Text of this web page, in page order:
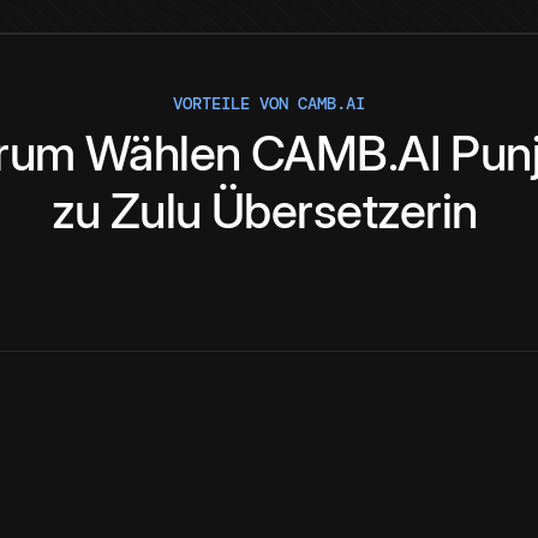
VORTEILE VON CAMB.AI
Wählen CAMB.AI
zu Zulu Übersetzerin